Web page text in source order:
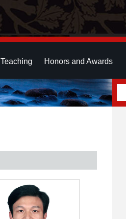
Teaching Honors and Awards